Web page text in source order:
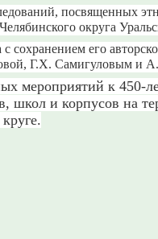
округа
сохранением его
Г.Х. Самигуловым и
мероприятий к 450-
школ и корпусов на